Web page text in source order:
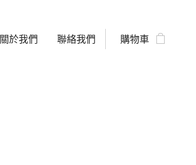
關於我們 聯絡我們 購物車